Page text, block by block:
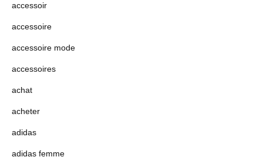
accessoir
accessoire
accessoire mode
accessoires
achat
acheter
adidas
adidas femme